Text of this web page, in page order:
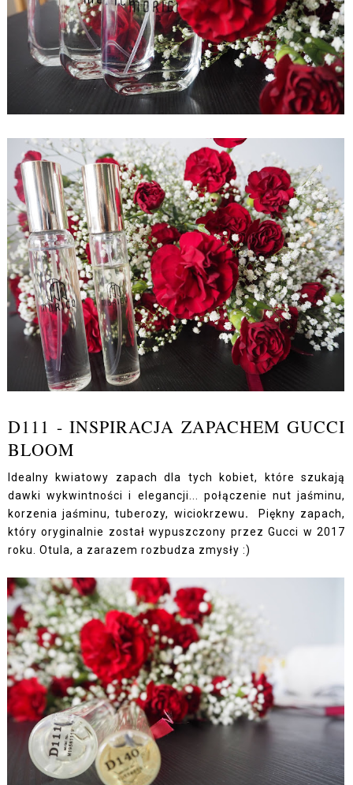
D111 - INSPIRACJA ZAPACHEM GUCCI
BLOOM
Idealny kwiatowy zapach dla tych kobiet, które szukają
dawki wykwintności i elegancji... połączenie nut jaśminu,
korzenia jaśminu, tuberozy, wiciokrzewu.
Piękny zapach,
który oryginalnie został wypuszczony przez Gucci w 2017
roku. Otula, a zarazem rozbudza zmysły :)